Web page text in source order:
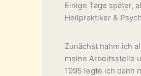
Einige Tage später,
Heilpraktiker &
Zunächst nahm ich
meine Arbeitsstelle
1995 legte ich dann